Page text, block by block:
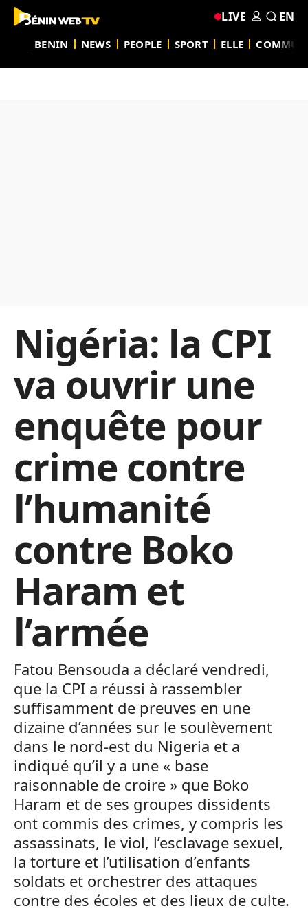
BENIN NEWS PEOPLE SPORT ELLE
LIVE EN
Nigéria: la CPI
va ouvrir une
enquête pour
crime contre
l’humanité
contre Boko
Haram et
l’armée
Fatou Bensouda a déclaré vendredi,
que la CPI a réussi à rassembler
suffisamment de preuves en une
dizaine d’années sur le soulèvement
dans le nord-est du Nigeria et a
indiqué qu’il y a une « base
raisonnable de croire » que Boko
Haram et de ses groupes dissidents
ont commis des crimes, y compris les
assassinats, le viol, l’esclavage sexuel,
la torture et l’utilisation d’enfants
soldats et orchestrer des attaques
contre des écoles et des lieux de culte.